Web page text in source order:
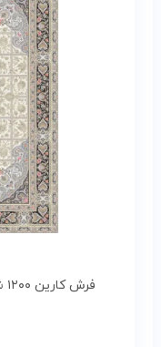
فرش کارین ۱۲۰۰ شانه کلکسیون آریستا تراکم ۳۶۰۰